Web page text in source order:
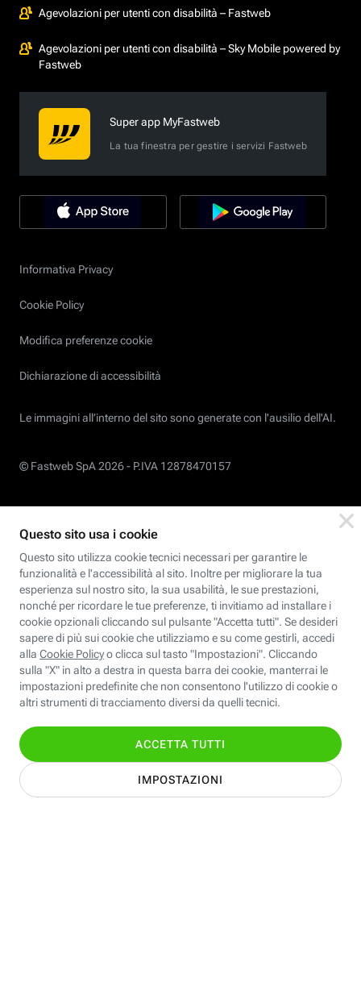
Agevolazioni per utenti con disabilità – Fastweb
Agevolazioni per utenti con disabilità – Sky Mobile powered by
Fastweb
Super app MyFastweb
La tua finestra per gestire i servizi Fastweb
Informativa Privacy
Cookie Policy
Modifica preferenze cookie
Dichiarazione di accessibilità
Le immagini all’interno del sito sono generate con l'ausilio dell'AI.
© Fastweb SpA 2026 - P.IVA 12878470157